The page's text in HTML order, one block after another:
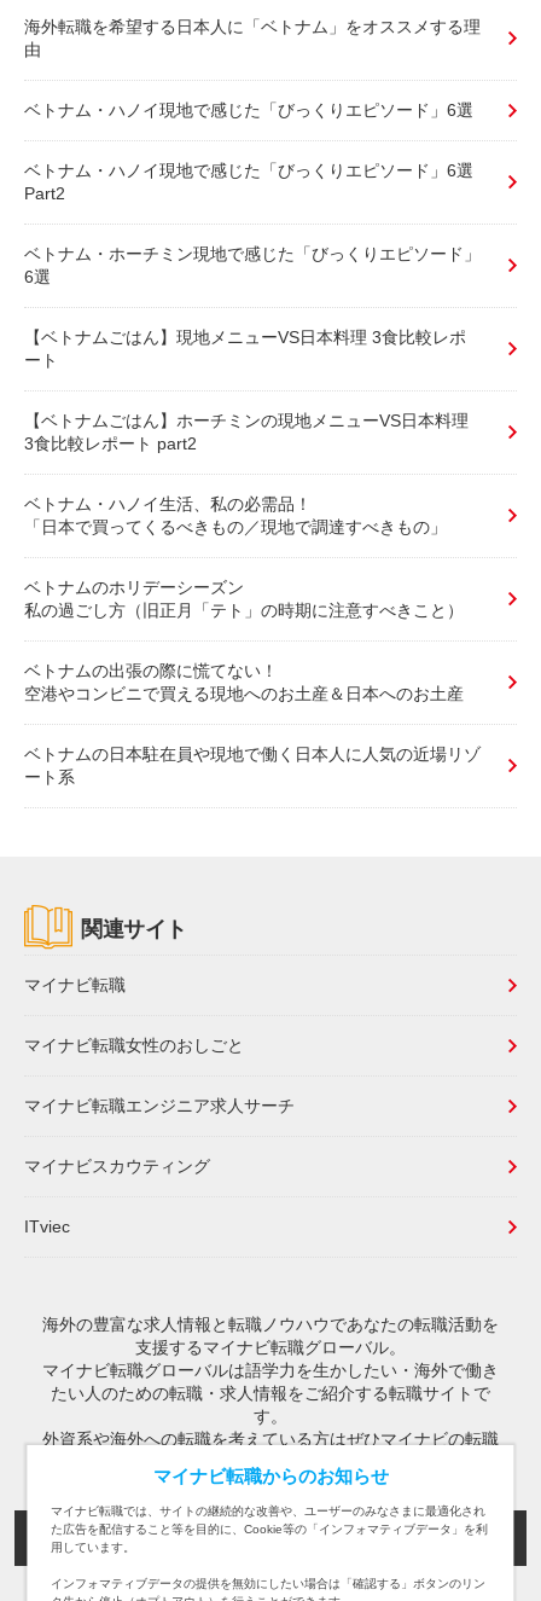
海外転職を希望する日本人に「ベトナム」をオススメする理
由
ベトナム・ハノイ現地で感じた「びっくりエピソード」6選
ベトナム・ハノイ現地で感じた「びっくりエピソード」6選
Part2
ベトナム・ホーチミン現地で感じた「びっくりエピソード」
6選
【ベトナムごはん】現地メニューVS日本料理 3食比較レポ
ート
【ベトナムごはん】ホーチミンの現地メニューVS日本料理
3食比較レポート part2
ベトナム・ハノイ生活、私の必需品！
「日本で買ってくるべきもの／現地で調達すべきもの」
ベトナムのホリデーシーズン
私の過ごし方（旧正月「テト」の時期に注意すべきこと）
ベトナムの出張の際に慌てない！
空港やコンビニで買える現地へのお土産＆日本へのお土産
ベトナムの日本駐在員や現地で働く日本人に人気の近場リゾ
ート系
関連サイト
マイナビ転職
マイナビ転職女性のおしごと
マイナビ転職エンジニア求人サーチ
マイナビスカウティング
ITviec
海外の豊富な求人情報と転職ノウハウであなたの転職活動を
支援するマイナビ転職グローバル。
マイナビ転職グローバルは語学力を生かしたい・海外で働き
たい人のための転職・求人情報をご紹介する転職サイトで
す。
外資系や海外への転職を考えている方はぜひマイナビの転職
グローバルサイトをご活用ください。
転職TOP 海外の転職・求人情報TOP
マイナビ転職からのお知らせ
マイナビ転職では、サイトの継続的な改善や、ユーザーのみなさまに最適化され
た広告を配信すること等を目的に、Cookie等の「インフォマティブデータ」を利
用しています。
インフォマティブデータの提供を無効にしたい場合は「確認する」ボタンのリン